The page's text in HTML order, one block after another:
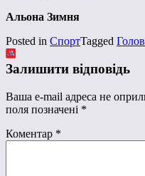
Альона Зимня
Posted in СпортTagged
Залишити відповідь
Ваша e-mail адреса не
поля позначені *
Коментар *